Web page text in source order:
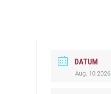
DATUM
Aug. 10 2026